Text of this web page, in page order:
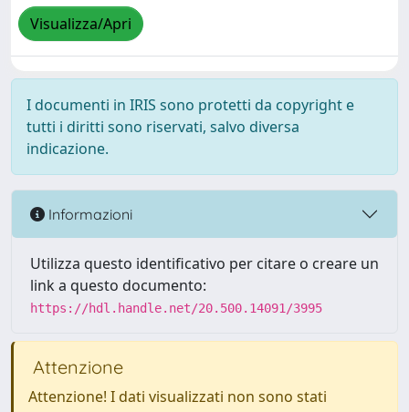
Visualizza/Apri
I documenti in IRIS sono protetti da copyright e
tutti i diritti sono riservati, salvo diversa
indicazione.
Informazioni
Utilizza questo identificativo per citare o creare un
link a questo documento:
https://hdl.handle.net/20.500.14091/3995
Attenzione
Attenzione! I dati visualizzati non sono stati